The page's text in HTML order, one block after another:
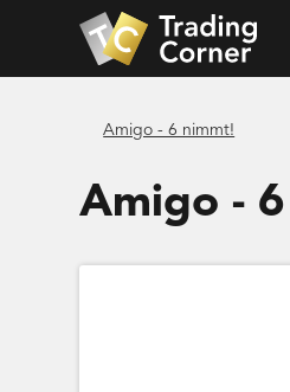
Amigo - 6 nimmt!
Amigo -